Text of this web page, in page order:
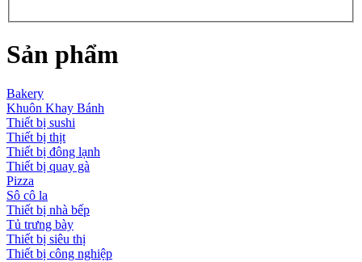
Sản phẩm
Bakery
Khuôn Khay Bánh
Thiết bị sushi
Thiết bị thịt
Thiết bị đông lạnh
Thiết bị quay gà
Pizza
Sô cô la
Thiết bị nhà bếp
Tủ trưng bày
Thiết bị siêu thị
Thiết bị công nghiệp